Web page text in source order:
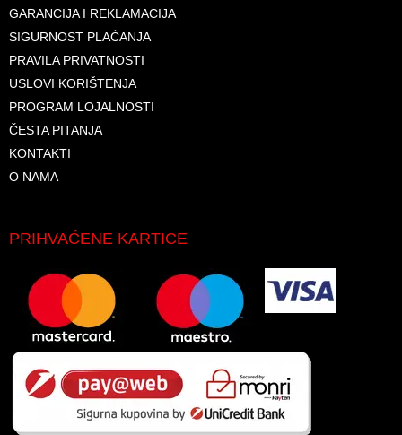
GARANCIJA I REKLAMACIJA
SIGURNOST PLAĆANJA
PRAVILA PRIVATNOSTI
USLOVI KORIŠTENJA
PROGRAM LOJALNOSTI
ČESTA PITANJA
KONTAKTI
O NAMA
PRIHVAĆENE KARTICE